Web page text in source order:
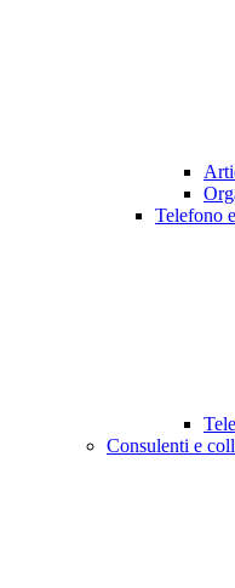
Telefono
Consulenti e